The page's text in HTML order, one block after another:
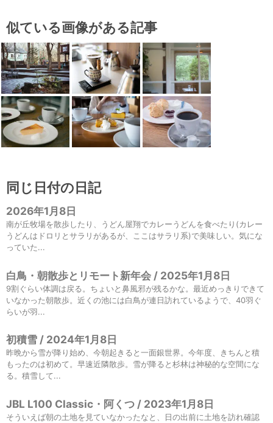
似ている画像がある記事
同じ日付の日記
2026年1月8日
南が丘牧場を散歩したり、うどん屋翔でカレーうどんを食べたり(カレー
うどんはドロリとサラリがあるが、ここはサラリ系)で美味しい。気にな
っていた...
白鳥・朝散歩とリモート新年会 / 2025年1月8日
9割ぐらい体調は戻る。ちょいと鼻風邪が残るかな。最近めっきりできて
いなかった朝散歩。近くの池には白鳥が連日訪れているようで、40羽ぐ
らいが羽...
初積雪 / 2024年1月8日
昨晩から雪が降り始め、今朝起きると一面銀世界。今年度、きちんと積
もったのは初めて。早速近隣散歩。雪が降ると杉林は神秘的な空間にな
る。積雪して...
JBL L100 Classic・阿くつ / 2023年1月8日
そういえば朝の土地を見ていなかったなと、日の出前に土地を訪れ確認